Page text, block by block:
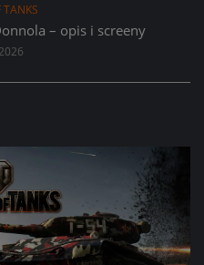
TANKS
– opis i screeny